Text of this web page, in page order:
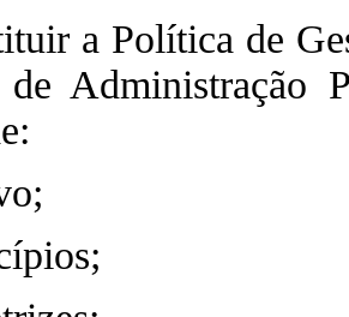
a Política de
Administração